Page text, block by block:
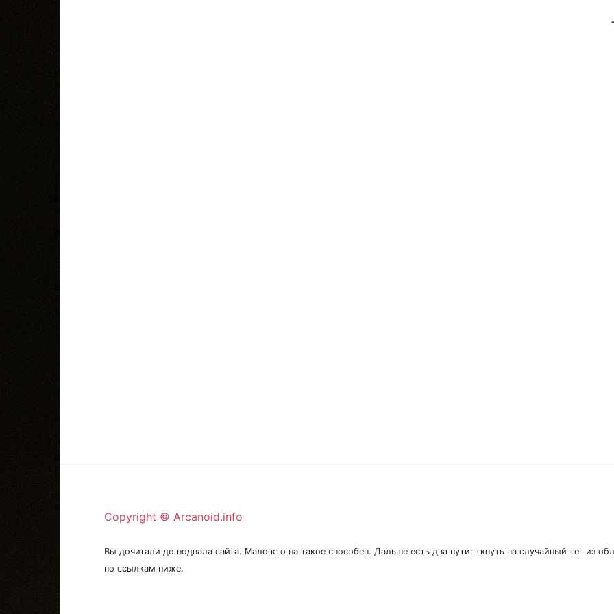
Copyright © Arcanoid.info
Вы дочитали до подвала сайта. Мало кто на такое способен. Дальше есть два пути: ткнуть на случайный тег из
по ссылкам ниже.